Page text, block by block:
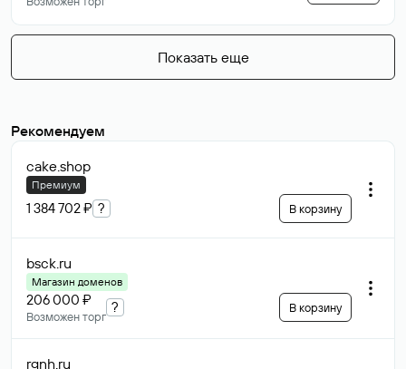
Показать еще
Рекомендуем
cake.shop
Премиум
1 384 702 ₽ ? В корзину
bsck.ru
Магазин доменов
206 000 ₽
Возможен торг
? В корзину
rgnh.ru